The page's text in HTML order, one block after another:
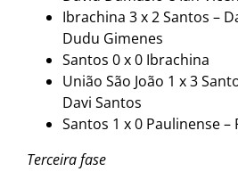
Ibrachina 3 x 2 Santos –
Dudu Gimenes
Santos 0 x 0 Ibrachina
União São João 1 x 3
Davi Santos
Santos 1 x 0 Paulinense
Terceira fase